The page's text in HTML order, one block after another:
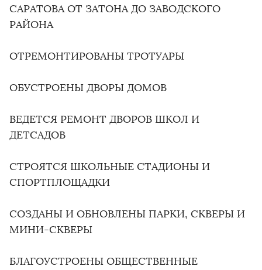
САРАТОВА ОТ ЗАТОНА ДО ЗАВОДСКОГО
РАЙОНА
ОТРЕМОНТИРОВАНЫ ТРОТУАРЫ
ОБУСТРОЕНЫ ДВОРЫ ДОМОВ
ВЕДЕТСЯ РЕМОНТ ДВОРОВ ШКОЛ И
ДЕТСАДОВ
СТРОЯТСЯ ШКОЛЬНЫЕ СТАДИОНЫ И
СПОРТПЛОЩАДКИ
СОЗДАНЫ И ОБНОВЛЕНЫ ПАРКИ, СКВЕРЫ И
МИНИ-СКВЕРЫ
БЛАГОУСТРОЕНЫ ОБЩЕСТВЕННЫЕ